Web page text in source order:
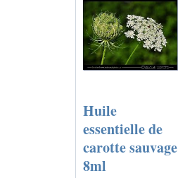
Huile
essentielle de
carotte sauvage
8ml